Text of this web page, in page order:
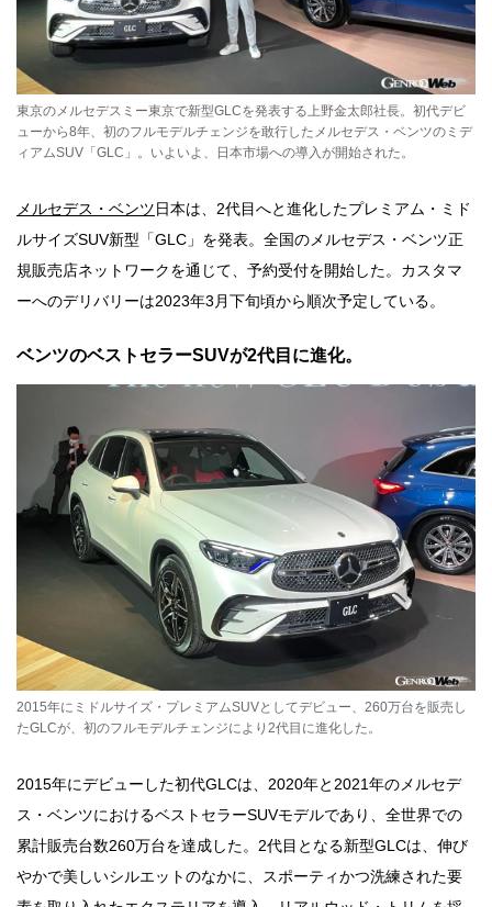
“GO OUT WEB”の関連記事
東京のメルセデスミー東京で新型GLCを発表する上野金太郎社長。初代デビ
ューから8年、初のフルモデルチェンジを敢行したメルセデス・ベンツのミデ
ィアムSUV「GLC」。いよいよ、日本市場への導入が開始された。
メルセデス・ベンツ日本は、2代目へと進化したプレミアム・ミド
ルサイズSUV新型「GLC」を発表。全国のメルセデス・ベンツ正
規販売店ネットワークを通じて、予約受付を開始した。カスタマ
ーへのデリバリーは2023年3月下旬頃から順次予定している。
ベンツのベストセラーSUVが2代目に進化。
2015年にミドルサイズ・プレミアムSUVとしてデビュー、260万台を販売し
たGLCが、初のフルモデルチェンジにより2代目に進化した。
2015年にデビューした初代GLCは、2020年と2021年のメルセデ
ス・ベンツにおけるベストセラーSUVモデルであり、全世界での
累計販売台数260万台を達成した。2代目となる新型GLCは、伸び
やかで美しいシルエットのなかに、スポーティかつ洗練された要